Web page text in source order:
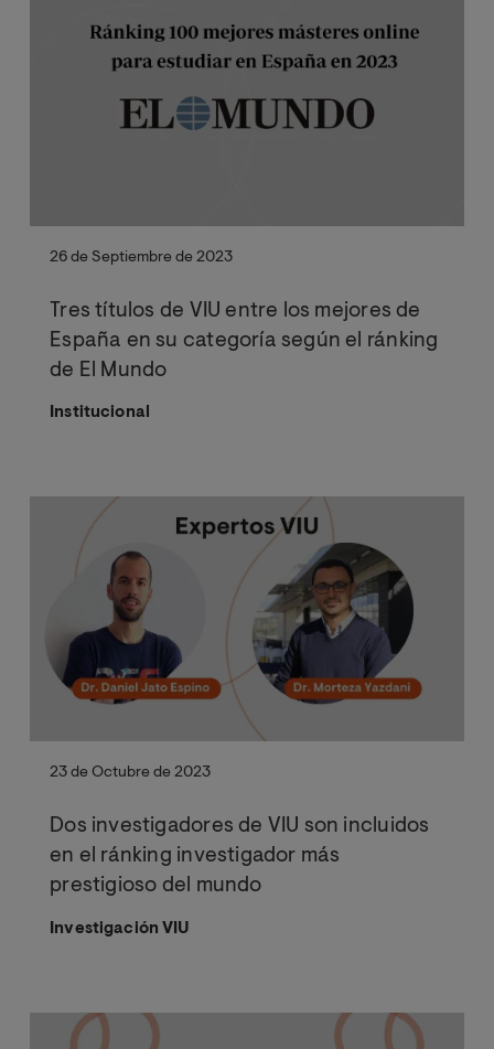
26 de Septiembre de 2023
Tres títulos de VIU entre los mejores de
España en su categoría según el ránking
de El Mundo
Institucional
23 de Octubre de 2023
Dos investigadores de VIU son incluidos
en el ránking investigador más
prestigioso del mundo
Investigación VIU